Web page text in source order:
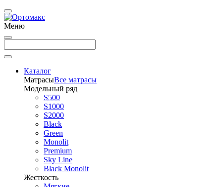
Меню
Каталог
МатрасыВсе матрасы
Модельный ряд
S500
S1000
S2000
Black
Green
Monolit
Premium
Sky Line
Black Monolit
Жесткость